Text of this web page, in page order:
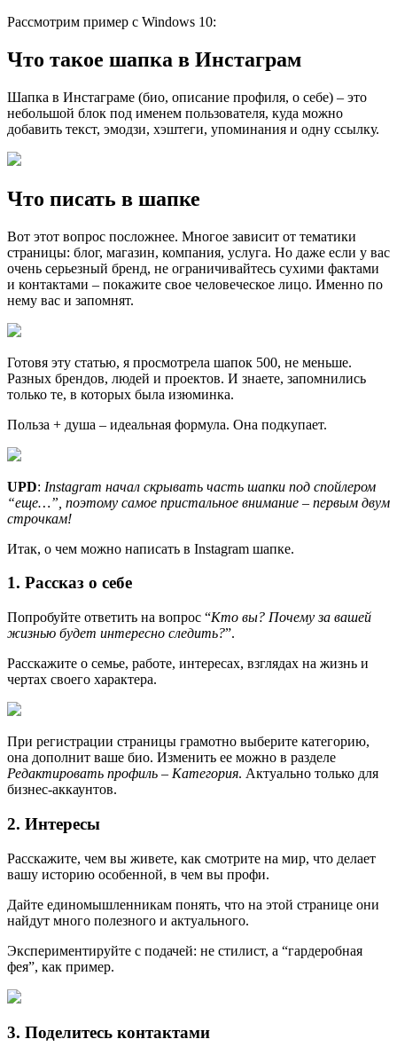
Рассмотрим пример с Windows 10:
Что такое шапка в Инстаграм
Шапка в Инстаграме (био, описание профиля, о себе) – это
небольшой блок под именем пользователя, куда можно
добавить текст, эмодзи, хэштеги, упоминания и одну ссылку.
Что писать в шапке
Вот этот вопрос посложнее. Многое зависит от тематики
страницы: блог, магазин, компания, услуга. Но даже если у вас
очень серьезный бренд, не ограничивайтесь сухими фактами
и контактами – покажите свое человеческое лицо. Именно по
нему вас и запомнят.
Готовя эту статью, я просмотрела шапок 500, не меньше.
Разных брендов, людей и проектов. И знаете, запомнились
только те, в которых была изюминка.
Польза + душа – идеальная формула. Она подкупает.
UPD: Instagram начал скрывать часть шапки под спойлером
“еще…”, поэтому самое пристальное внимание – первым двум
строчкам!
Итак, о чем можно написать в Instagram шапке.
1. Рассказ о себе
Попробуйте ответить на вопрос “Кто вы? Почему за вашей
жизнью будет интересно следить?”.
Расскажите о семье, работе, интересах, взглядах на жизнь и
чертах своего характера.
При регистрации страницы грамотно выберите категорию,
она дополнит ваше био. Изменить ее можно в разделе
Редактировать профиль – Категория. Актуально только для
бизнес-аккаунтов.
2. Интересы
Расскажите, чем вы живете, как смотрите на мир, что делает
вашу историю особенной, в чем вы профи.
Дайте единомышленникам понять, что на этой странице они
найдут много полезного и актуального.
Экспериментируйте с подачей: не стилист, а “гардеробная
фея”, как пример.
3. Поделитесь контактами